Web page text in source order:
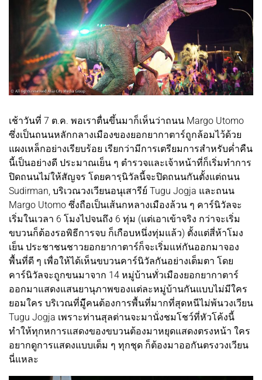
เช้าวันที่ 7 ต.ค. พอเราตื่นขึ้นมาก็เห็นว่าถนน Margo Utomo
ซึ่งเป็นถนนหลักกลางเมืองของยอกยากาตาร์ถูกล้อมไว้ด้วย
แผงเหล็กอย่างเรียบร้อย เรียกว่ามีการเตรียมการสำหรับค่ำคืน
นี้เป็นอย่างดี ประมาณเย็น ๆ ตำรวจและเจ้าหน้าที่ก็เริ่มทำการ
ปิดถนนไม่ให้สัญจร โดยคารฺนิวัลนี้จะปิดถนนกันตั้งแต่ถนน
Sudirman, บริเวณวงเวียนอนุเสารีย์ Tugu Jogja และถนน
Margo Utomo ซึ่งถือเป็นเส้นกหลางเมืองล้วน ๆ คาร์นิวัลจะ
เริ่มในเวลา 6 โมงไปจนถึง 6 ทุ่ม (แต่เอาเข้าจริง กว่าจะเริ่ม
ขบวนก็ต้องรอพิธีการจบ ก็เกือบหนึ่งทุ่มแล้ว) ตั้งแต่สี่ห้าโมง
เย็น ประชาชนชาวยอกยากาตาร์ก็จะเริ่มแห่กันออกมาจอง
พื้นที่ดี ๆ เพื่อให้ได้เห็นขบวนคาร์นิวัลกันอย่างเต็มตา โดย
คาร์นิวัลจะถูกขนมาจาก 14 หมู่บ้านทั่วเมืองยอกยากาตาร์
ออกมาแสดงแสนยานุภาพของแต่ละหมู่บ้านกันแบบไม่มีใคร
ยอมใคร บริเวณที่มีู้คนต้องการพื้นที่มากที่สุดหนีไม่พ้นวงเวียน
Tugu Jogja เพราะท่านสุลต่านจะมานั่งชมโชว์ที่หัวโค้งนี้
ทำให้ทุกหการแสดงของขบวนต้องมาหยุดแสดงตรงหน้า ใคร
อยากดูการแสดงแบบเต็ม ๆ ทุกชุด ก็ต้องมาออกันตรงวงเวียน
นี่แหละ